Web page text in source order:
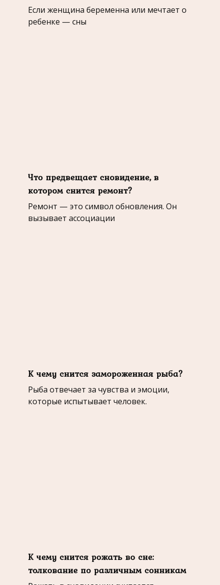
Если женщина беременна или мечтает о
ребeнке — сны
Что предвещает сновидение, в
котором снится ремонт?
Ремонт — это символ обновления. Он
вызывает ассоциации
К чему снится замороженная рыба?
Рыба отвечает за чувства и эмоции,
которые испытывает человек.
К чему снится рожать во сне:
толкование по различным сонникам